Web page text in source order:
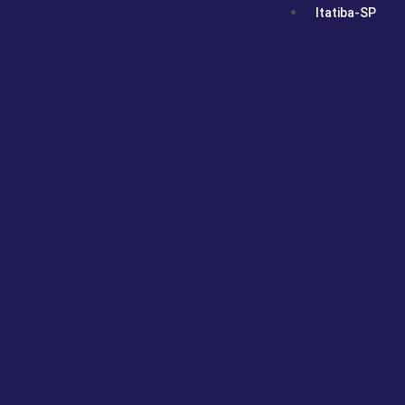
Itatiba-SP